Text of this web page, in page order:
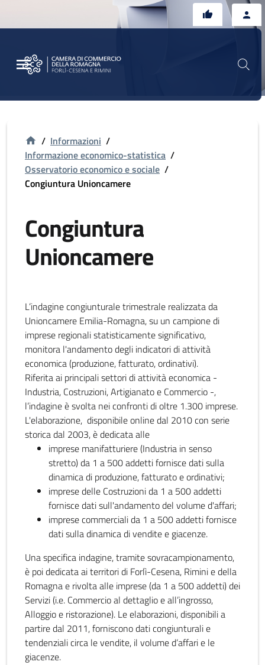
/ Informazioni /
Informazione economico-statistica /
Osservatorio economico e sociale /
Congiuntura Unioncamere
Congiuntura
Unioncamere
L’indagine congiunturale trimestrale realizzata da
Unioncamere Emilia-Romagna, su un campione di
imprese regionali statisticamente significativo,
monitora l'andamento degli indicatori di attività
economica (produzione, fatturato, ordinativi).
Riferita ai principali settori di attività economica -
Industria, Costruzioni, Artigianato e Commercio -,
l’indagine è svolta nei confronti di oltre 1.300 imprese.
L'elaborazione, disponibile online dal 2010 con serie
storica dal 2003, è dedicata alle
imprese manifatturiere (Industria in senso
stretto) da 1 a 500 addetti fornisce dati sulla
dinamica di produzione, fatturato e ordinativi;
imprese delle Costruzioni da 1 a 500 addetti
fornisce dati sull'andamento del volume d'affari;
imprese commerciali da 1 a 500 addetti fornisce
dati sulla dinamica di vendite e giacenze.
Una specifica indagine, tramite sovracampionamento,
è poi dedicata ai territori di Forlì-Cesena, Rimini e della
Romagna e rivolta alle imprese (da 1 a 500 addetti) dei
Servizi (i.e. Commercio al dettaglio e all’ingrosso,
Alloggio e ristorazione). Le elaborazioni, disponibili a
partire dal 2011, forniscono dati congiunturali e
tendenziali circa le vendite, il volume d’affari e le
giacenze.